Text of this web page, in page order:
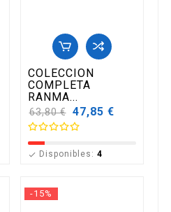
COLECCION
COMPLETA
RANMA...
Precio
base
63,80 € 47,85 €
 Disponibles: 4
-15%